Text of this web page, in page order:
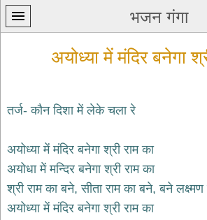
भजन गंगा
पन्ना
home
कृष्ण
भजन
krishna
अयोध्या में मंदिर बनेगा
तर्ज- कौन दिशा में लेके चला रे
अयोध्या में मंदिर बनेगा श्री राम का
अयोधा में मन्दिर बनेगा श्री राम का
श्री राम का बने, सीता राम का बने, बने लक्ष्मण
अयोध्या में मंदिर बनेगा श्री राम का